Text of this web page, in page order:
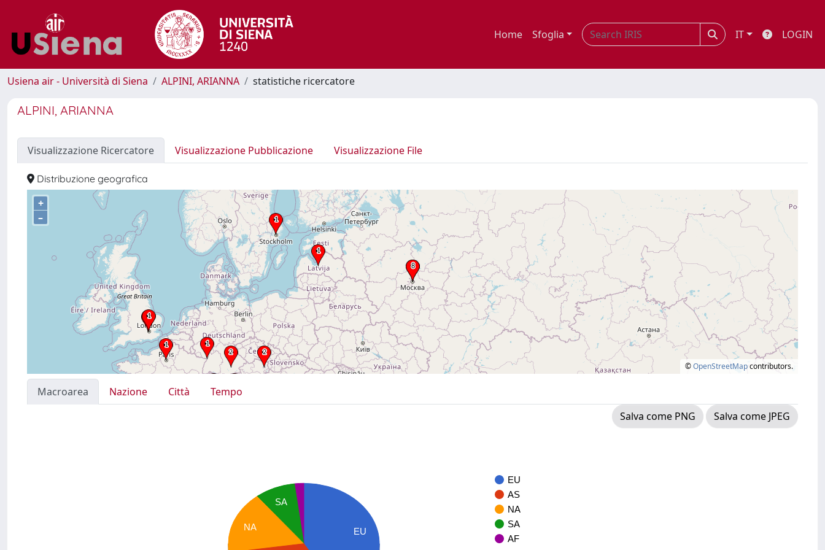
Home Sfoglia IT LOGIN
Usiena air - Università di Siena ALPINI, ARIANNA statistiche ricercatore
ALPINI, ARIANNA
Visualizzazione Ricercatore Visualizzazione Pubblicazione Visualizzazione File
Distribuzione geografica
+
–
©OpenStreetMapcontributors.
Macroarea Nazione Città
Tempo
Salva come PNG
Salva come JPEG
EU
AS
NA
SA
AF
EU
SA
NA